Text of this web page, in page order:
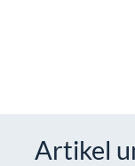
Artikel